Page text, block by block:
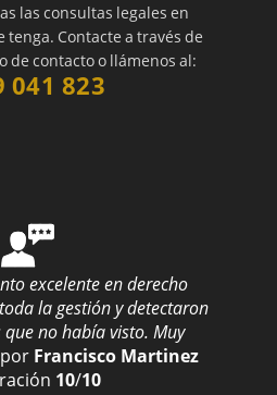
las consultas legales en
Contacte a través de
de contacto o llámenos al:
041 823
excelente en derecho
la gestión y detectaron
no había visto. Muy
por Francisco Martinez
10/10